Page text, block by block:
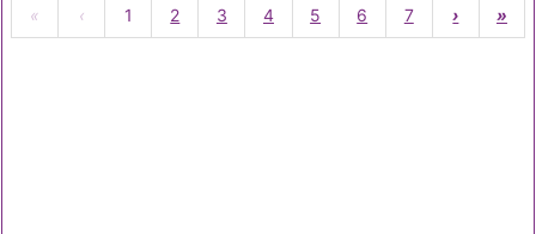
« ‹ 1 2 3 4 5 6 7 › »